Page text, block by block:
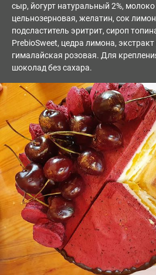
сыр, йогурт натуральный 2%,
цельнозерновая, желатин, сок
подсластитель эритрит, сироп
PrebioSweet, цедра лимона,
гималайская розовая. Для
шоколад без сахара.